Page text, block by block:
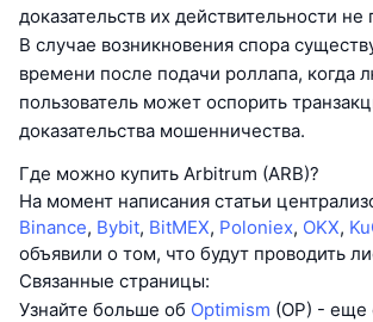
доказательств их действительности не
В случае возникновения спора
времени после подачи роллапа, когда
пользователь может оспорить
доказательства мошенничества.
Где можно купить Arbitrum (ARB)?
На момент написания статьи
Binance, Bybit, BitMEX, Poloniex, OKX,
объявили о том, что будут проводить
Связанные страницы:
Узнайте больше об Optimism (OP) - еще